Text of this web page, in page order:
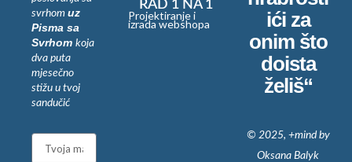
svrhom uz
Pisma sa
Svrhom koja
dva puta
mjesečno
stižu u tvoj
sandučić
Email
RAD 1 NA 1
Projektiranje i
izrada webshopa
ići za
onim što
doista
želiš“
© 2025, +mind by
Oksana Balyk